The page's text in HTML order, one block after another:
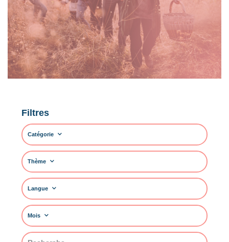
Filtres
Catégorie
Thème
Langue
Mois